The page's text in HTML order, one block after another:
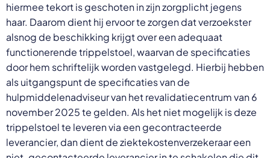
hiermee tekort is geschoten in zijn zorgplicht jegens
haar. Daarom dient hij ervoor te zorgen dat verzoekster
alsnog de beschikking krijgt over een adequaat
functionerende trippelstoel, waarvan de specificaties
door hem schriftelijk worden vastgelegd. Hierbij hebben
als uitgangspunt de specificaties van de
hulpmiddelenadviseur van het revalidatiecentrum van 6
november 2025 te gelden. Als het niet mogelijk is deze
trippelstoel te leveren via een gecontracteerde
leverancier, dan dient de ziektekostenverzekeraar een